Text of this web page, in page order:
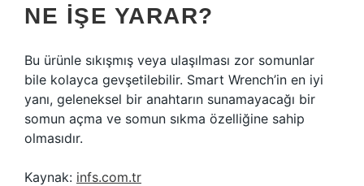
NE IŞE YARAR?
Bu ürünle sıkışmış veya ulaşılması zor somunlar
bile kolayca gevşetilebilir. Smart Wrench’in en iyi
yanı, geleneksel bir anahtarın sunamayacağı bir
somun açma ve somun sıkma özelliğine sahip
olmasıdır.
Kaynak: infs.com.tr